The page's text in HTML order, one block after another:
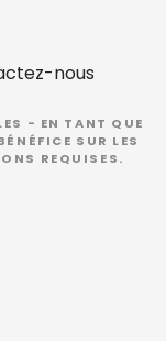
nous
- EN TANT QUE
SUR LES
REQUISES.